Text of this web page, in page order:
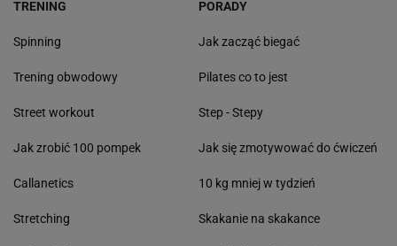
TRENING
Spinning
Trening obwodowy
Street workout
Jak zrobić 100 pompek
Callanetics
Stretching
PORADY
Jak zacząć biegać
Pilates co to jest
Step - Stepy
Jak się zmotywować do ćwiczeń
10 kg mniej w tydzień
Skakanie na skakance